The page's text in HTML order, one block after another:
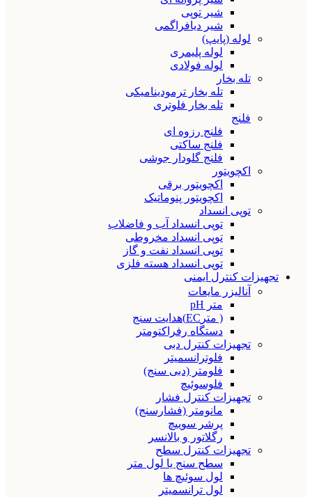
شیر توپی
شیر دیافراگمی
لوله (پایپ)
لوله پلیمری
لوله فولادی
تله بخار
تله بخار ترمودینامیکی
تله بخار فلوتری
فلنج
فلنج رزوه ای
فلنج ساکتی
فلنج گلودار جوشی
اکچویتور
اکچویتور برقی
اکچویتور پنوماتیک
توپی انسداد
توپی انسداد آب و فاضلاب
توپی انسداد مخروطی
توپی انسداد نفت و گاز
توپی انسداد هسته فلزی
تجهیزات کنترل ایمنی
آنالیزر مایعات
متر pH
( مترEC)هدایت سنج
دستگاه رفراکتومتر
تجهیزات کنترل دبی
فلوترانسمیتر
فلومتر (دبی سنج)
فلوسوئیچ
تجهیزات کنترل فشار
مانومتر (فشارسنج)
پرشر سوییچ
رگلاتور و بالانسر
تجهیزات کنترل سطح
سطح سنج یا لول متر
لول سوئیچ ها
لول ترانسمیتر